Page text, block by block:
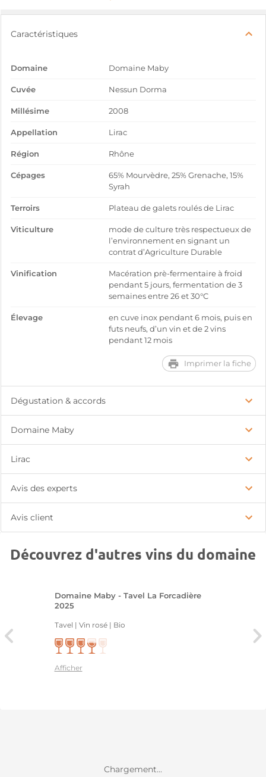
Caractéristiques
Domaine Domaine Maby
Cuvée Nessun Dorma
Millésime 2008
Appellation Lirac
Région Rhône
Cépages
65% Mourvèdre, 25% Grenache, 15%
Syrah
Terroirs Plateau de galets roulés de Lirac
Viticulture
mode de culture très respectueux de
l’environnement en signant un
contrat d’Agriculture Durable
Vinification
Macération prè-fermentaire à froid
pendant 5 jours, fermentation de 3
semaines entre 26 et 30°C
Élevage
en cuve inox pendant 6 mois, puis en
futs neufs, d’un vin et de 2 vins
pendant 12 mois
Imprimer la fiche
Dégustation & accords
Domaine Maby
Lirac
Avis des experts
Avis client
Découvrez d'autres vins du domaine
Domaine Maby - Tavel La Forcadière
2025
Tavel | Vin rosé| Bio
Afficher
Chargement...